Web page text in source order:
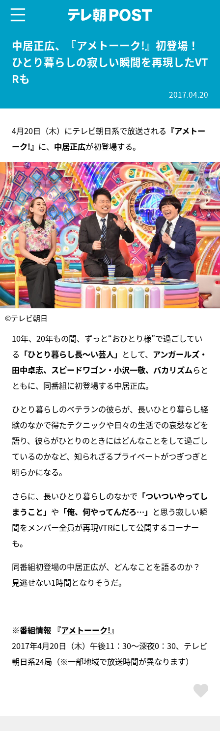
中居正広、『アメトーーク!』初登場！
ひとり暮らしの寂しい瞬間を再現したVT
Rも
2017.04.20
4月20日（木）にテレビ朝日系で放送される 『アメトー
ーク!』 に、 中居正広が初登場する。
©テレビ朝日
10年、20年もの間、ずっと“おひとり様”で過ごしてい
る 「ひとり暮らし長～い芸人」 として、 アンガールズ・
田中卓志、スピードワゴン・小沢一敬、バカリズムらと
ともに、同番組に初登場する中居正広。
ひとり暮らしのベテランの彼らが、長いひとり暮らし経
験のなかで得たテクニックや日々の生活での哀愁などを
語り、彼らがひとりのときにはどんなことをして過ごし
ているのかなど、知られざるプライベートがつぎつぎと
明らかになる。
さらに、長いひとり暮らしのなかで 「ついついやってし
まうこと」 や 「俺、何やってんだろ…」 と思う寂しい瞬
間をメンバー全員が再現VTRにして公開するコーナー
も。
同番組初登場の中居正広が、どんなことを語るのか？
見逃せない1時間となりそうだ。
※番組情報 『アメトーーク!』
2017年4月20日（木）午後11：30～深夜0：30、テレビ
朝日系24局（※一部地域で放送時間が異なります）